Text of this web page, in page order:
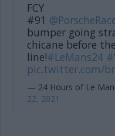
FCY
#91
bumper going
chicane before
line!#LeMans24
pic.twitter.com/
— 24 Hours of Le
22, 2021